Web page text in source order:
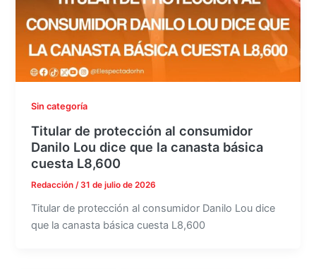
Sin categoría
Titular de protección al consumidor
Danilo Lou dice que la canasta básica
cuesta L8,600
Redacción / 31 de julio de 2026
Titular de protección al consumidor Danilo Lou dice
que la canasta básica cuesta L8,600